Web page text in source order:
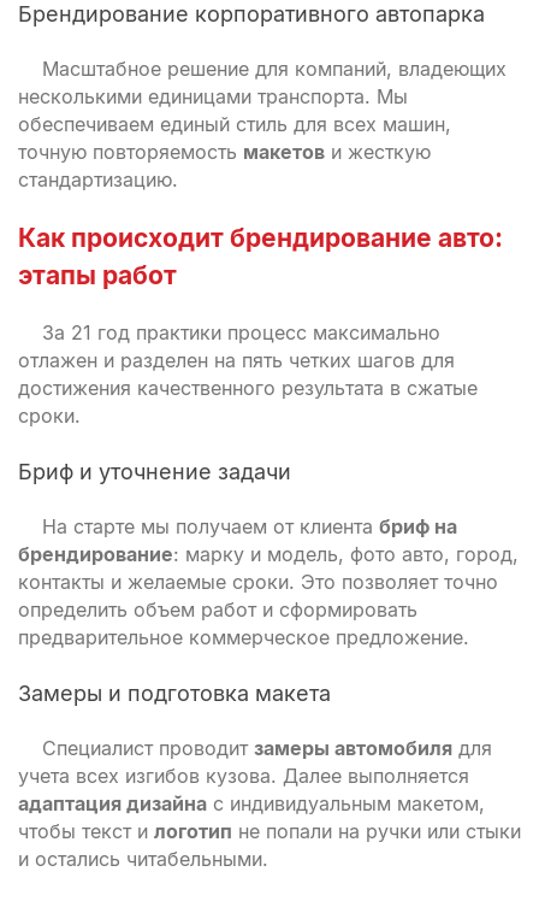
Брендирование корпоративного автопарка
Масштабное решение для компаний, владеющих
несколькими единицами транспорта. Мы
обеспечиваем единый стиль для всех машин,
точную повторяемость макетов и жесткую
стандартизацию.
Как происходит брендирование авто:
этапы работ
За 21 год практики процесс максимально
отлажен и разделен на пять четких шагов для
достижения качественного результата в сжатые
сроки.
Бриф и уточнение задачи
На старте мы получаем от клиента бриф на
брендирование: марку и модель, фото авто, город,
контакты и желаемые сроки. Это позволяет точно
определить объем работ и сформировать
предварительное коммерческое предложение.
Замеры и подготовка макета
Специалист проводит замеры автомобиля для
учета всех изгибов кузова. Далее выполняется
адаптация дизайна с индивидуальным макетом,
чтобы текст и логотип не попали на ручки или стыки
и остались читабельными.